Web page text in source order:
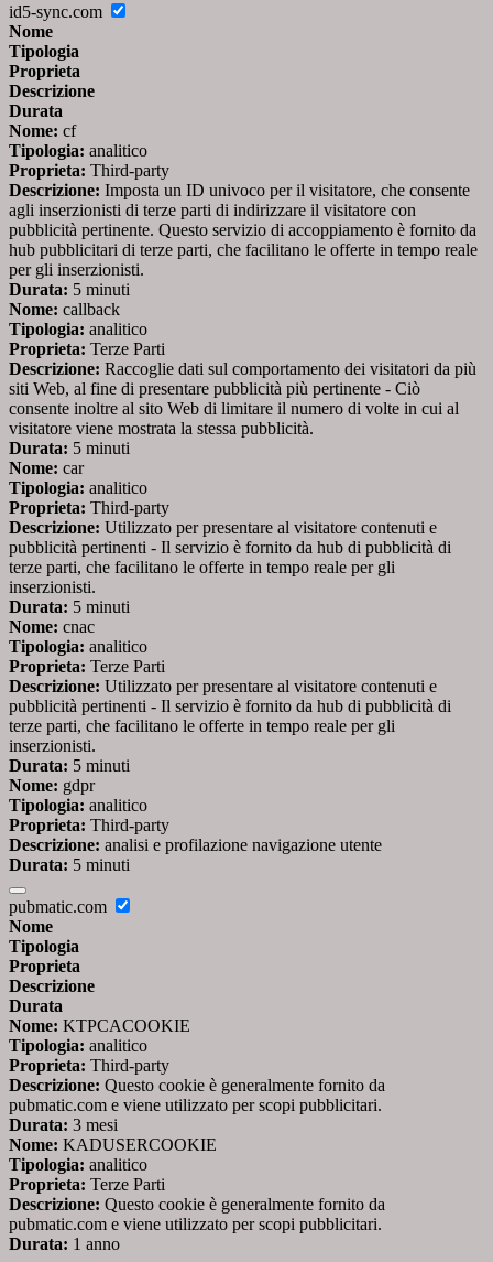
id5-sync.com
Nome
Tipologia
Proprieta
Descrizione
Durata
Nome: cf
Tipologia: analitico
Proprieta: Third-party
Descrizione: Imposta un ID univoco per il visitatore, che consente
agli inserzionisti di terze parti di indirizzare il visitatore con
pubblicità pertinente. Questo servizio di accoppiamento è fornito da
hub pubblicitari di terze parti, che facilitano le offerte in tempo reale
per gli inserzionisti.
Durata: 5 minuti
Nome: callback
Tipologia: analitico
Proprieta: Terze Parti
Descrizione: Raccoglie dati sul comportamento dei visitatori da più
siti Web, al fine di presentare pubblicità più pertinente - Ciò
consente inoltre al sito Web di limitare il numero di volte in cui al
visitatore viene mostrata la stessa pubblicità.
Durata: 5 minuti
Nome: car
Tipologia: analitico
Proprieta: Third-party
Descrizione: Utilizzato per presentare al visitatore contenuti e
pubblicità pertinenti - Il servizio è fornito da hub di pubblicità di
terze parti, che facilitano le offerte in tempo reale per gli
inserzionisti.
Durata: 5 minuti
Nome: cnac
Tipologia: analitico
Proprieta: Terze Parti
Descrizione: Utilizzato per presentare al visitatore contenuti e
pubblicità pertinenti - Il servizio è fornito da hub di pubblicità di
terze parti, che facilitano le offerte in tempo reale per gli
inserzionisti.
Durata: 5 minuti
Nome: gdpr
Tipologia: analitico
Proprieta: Third-party
Descrizione: analisi e profilazione navigazione utente
Durata: 5 minuti
pubmatic.com
Nome
Tipologia
Proprieta
Descrizione
Durata
Nome: KTPCACOOKIE
Tipologia: analitico
Proprieta: Third-party
Descrizione: Questo cookie è generalmente fornito da
pubmatic.com e viene utilizzato per scopi pubblicitari.
Durata: 3 mesi
Nome: KADUSERCOOKIE
Tipologia: analitico
Proprieta: Terze Parti
Descrizione: Questo cookie è generalmente fornito da
pubmatic.com e viene utilizzato per scopi pubblicitari.
Durata: 1 anno